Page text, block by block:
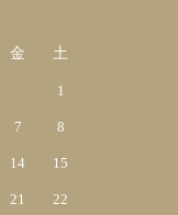
金 土
1
7 8
14 15
21 22